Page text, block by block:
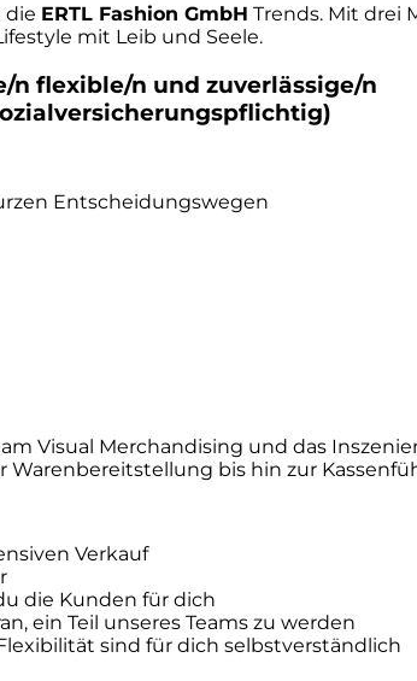
die ERTL Fashion GmbH Trends. Mit drei
mit Leib und Seele.
n flexible/n und zuverlässige/n
Entscheidungswegen
Visual Merchandising und das
Warenbereitstellung bis hin zur
Verkauf
die Kunden für dich
ein Teil unseres Teams zu werden
sind für dich selbstverständlich